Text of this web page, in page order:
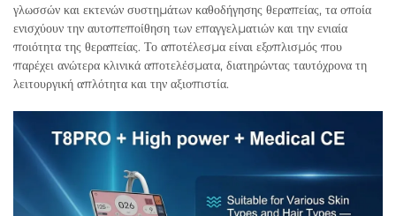
γλωσσών και εκτενών συστημάτων καθοδήγησης θεραπείας, τα οποία
ενισχύουν την αυτοπεποίθηση των επαγγελματιών και την ενιαία
ποιότητα της θεραπείας. Το αποτέλεσμα είναι εξοπλισμός που
παρέχει ανώτερα κλινικά αποτελέσματα, διατηρώντας ταυτόχρονα τη
λειτουργική απλότητα και την αξιοπιστία.